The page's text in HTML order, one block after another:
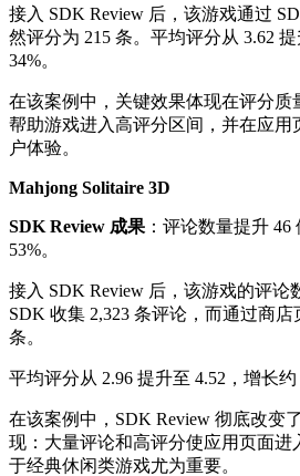
接入 SDK Review 后，该游戏通过
然评分为 215 条。平均评分从 3.62
34%。
在该案例中，关键效果体现在评分质
帮助游戏进入高评分区间，并在应用
户体验。
Mahjong Solitaire 3D
SDK Review 成果 ：评论数量提升
53%。
接入 SDK Review 后，该游戏的评论
SDK 收集 2,323 条评论，而通过商
条。
平均评分从 2.96 提升至 4.52，增长约
在该案例中，SDK Review 彻底改变
现：大量评论和高评分使应用页面进
于经典休闲类游戏尤为重要。